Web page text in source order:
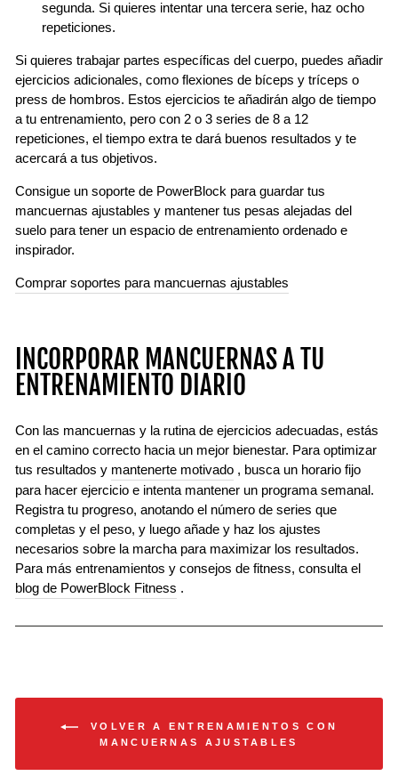
segunda. Si quieres intentar una tercera serie, haz ocho
repeticiones.
Si quieres trabajar partes específicas del cuerpo, puedes añadir
ejercicios adicionales, como flexiones de bíceps y tríceps o
press de hombros. Estos ejercicios te añadirán algo de tiempo
a tu entrenamiento, pero con 2 o 3 series de 8 a 12
repeticiones, el tiempo extra te dará buenos resultados y te
acercará a tus objetivos.
Consigue un soporte de PowerBlock para guardar tus
mancuernas ajustables y mantener tus pesas alejadas del
suelo para tener un espacio de entrenamiento ordenado e
inspirador.
Comprar soportes para mancuernas ajustables
INCORPORAR MANCUERNAS A TU
ENTRENAMIENTO DIARIO
Con las mancuernas y la rutina de ejercicios adecuadas, estás
en el camino correcto hacia un mejor bienestar. Para optimizar
tus resultados y mantenerte motivado , busca un horario fijo
para hacer ejercicio e intenta mantener un programa semanal.
Registra tu progreso, anotando el número de series que
completas y el peso, y luego añade y haz los ajustes
necesarios sobre la marcha para maximizar los resultados.
Para más entrenamientos y consejos de fitness, consulta el
blog de PowerBlock Fitness .
VOLVER A ENTRENAMIENTOS CON
MANCUERNAS AJUSTABLES